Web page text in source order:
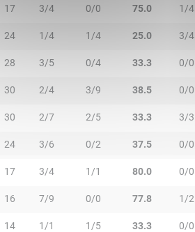
17 3/4 0/0 75.0 1/4
24 1/4 1/4 25.0 3/4
28 3/5 0/4 33.3 0/0
30 2/4 3/9 38.5 0/0
30 2/7 2/5 33.3 3/3
24 3/6 0/2 37.5 0/0
17 3/4 1/1 80.0 0/0
16 7/9 0/0 77.8 1/2
14 1/1 1/5 33.3 0/0